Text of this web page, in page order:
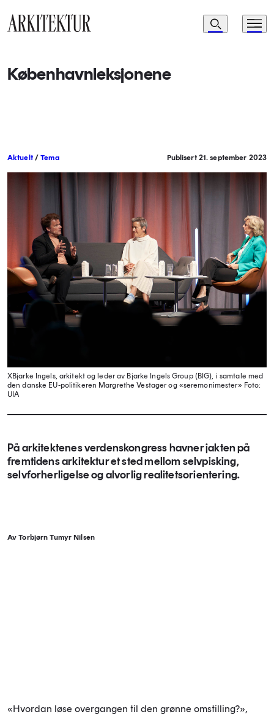
Navigasjon
Søk Meny
Københavnleksjonene
Aktuelt/Tema Publisert 21. september 2023
XBjarke Ingels, arkitekt og leder av Bjarke Ingels Group (BIG), i samtale med
den danske EU-politikeren Margrethe Vestager og «seremonimester» Foto:
UIA
På arkitektenes verdenskongress havner jakten på
fremtidens arkitektur et sted mellom selvpisking,
selvforherligelse og alvorlig realitetsorientering.
Av Torbjørn Tumyr Nilsen
«Hvordan løse overgangen til den grønne omstilling?»,